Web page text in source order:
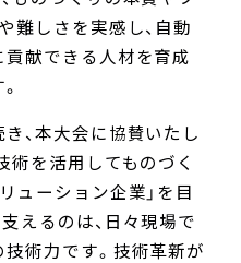
難しさを実感し、自動
献できる人材を育成
、本大会に協賛いたし
術を活用してものづく
ューション企業」を目
えるのは、日々現場で
術力です。技術革新が